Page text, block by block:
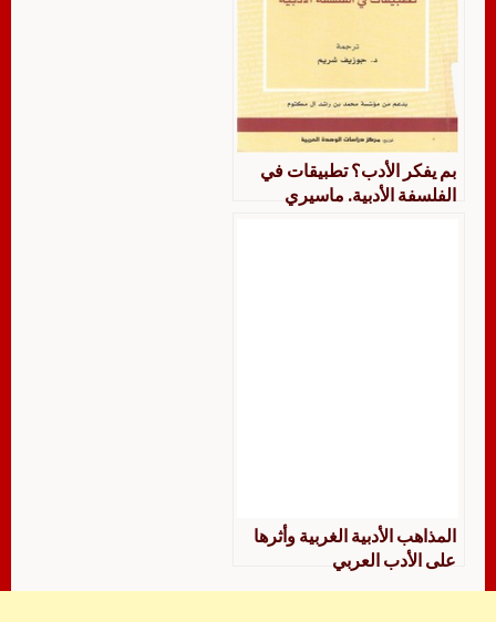
بم يفكر الأدب؟ تطبيقات في
الفلسفة الأدبية. ماسيري
المذاهب الأدبية الغربية وأثرها
على الأدب العربي